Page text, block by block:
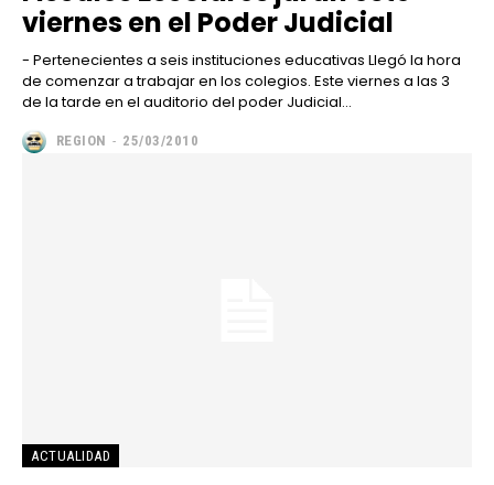
viernes en el Poder Judicial
- Pertenecientes a seis instituciones educativas Llegó la hora
de comenzar a trabajar en los colegios. Este viernes a las 3
de la tarde en el auditorio del poder Judicial...
REGION - 25/03/2010
ACTUALIDAD